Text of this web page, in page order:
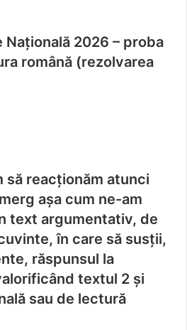
Națională 2026 – proba
română (rezolvarea
să reacționăm atunci
așa cum ne-am
text argumentativ, de
în care să susții,
răspunsul la
textul 2 şi
sau de lectură